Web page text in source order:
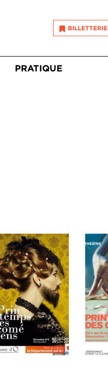
BILLETTERIE
PRATIQUE